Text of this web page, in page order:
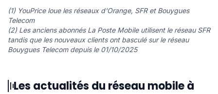
(1) YouPrice loue les réseaux d'Orange, SFR et Bouygues
Telecom
(2) Les anciens abonnés La Poste Mobile utilisent le réseau SFR
tandis que les nouveaux clients ont basculé sur le réseau
Bouygues Telecom depuis le 01/10/2025
Les actualités du réseau mobile à